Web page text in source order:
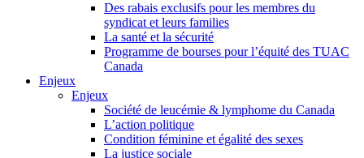
Des rabais exclusifs pour les membres du
syndicat et leurs families
La santé et la sécurité
Programme de bourses pour l’équité des TUAC
Canada
Enjeux
Enjeux
Société de leucémie & lymphome du Canada
L’action politique
Condition féminine et égalité des sexes
La justice sociale